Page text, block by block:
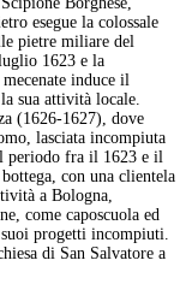
esegue la colossale
pietre miliare del
1623 e la
induce il
sua attività locale.
(1626-1627), dove
lasciata incompiuta
periodo fra il 1623 e il
con una clientela
a Bologna,
come caposcuola ed
progetti incompiuti.
di San Salvatore a